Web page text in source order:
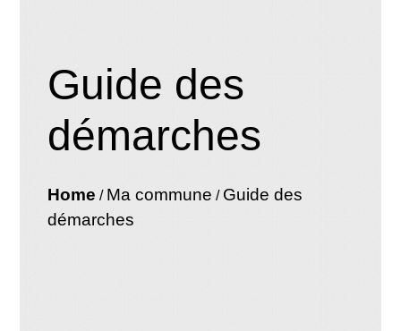
Guide des
démarches
Home / Ma commune / Guide des
démarches